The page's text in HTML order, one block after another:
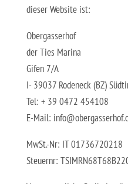
dieser Website ist:
Obergasserhof
der Ties Marina
Gifen 7/A
I- 39037 Rodeneck (BZ)
Tel: + 39 0472 454108
E-Mail:
MwSt.-Nr: IT 01736720218
Steuernr: